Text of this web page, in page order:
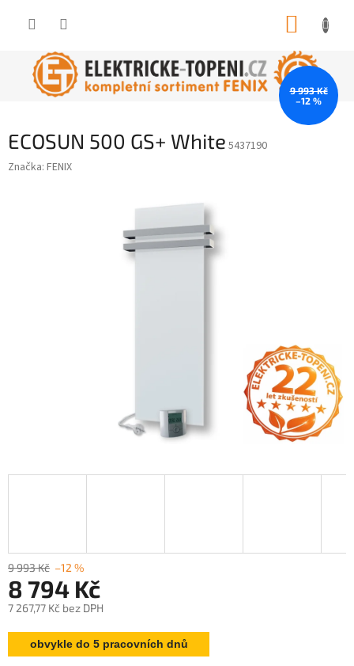
ECOSUN 500 GS+ White 5437190
Značka: FENIX
9 993 Kč
–12 %
9 993 Kč –12 %
8 794 Kč
7 267,77 Kč bez DPH
Měrná
cena:obvykle do 5 pracovních dnů